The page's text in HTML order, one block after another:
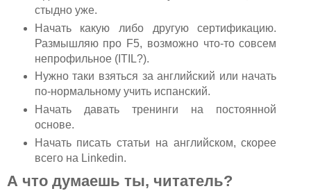
стыдно уже.
Начать какую либо другую сертификацию.
Размышляю про F5, возможно что-то совсем
непрофильное (ITIL?).
Нужно таки взяться за английский или начать
по-нормальному учить испанский.
Начать давать тренинги на постоянной
основе.
Начать писать статьи на английском, скорее
всего на Linkedin.
А что думаешь ты, читатель?